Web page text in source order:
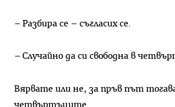
– Разбира се – съгласих се.
– Случайно да си свободна в
Вярвате или не, за пръв път
четвъртъците.